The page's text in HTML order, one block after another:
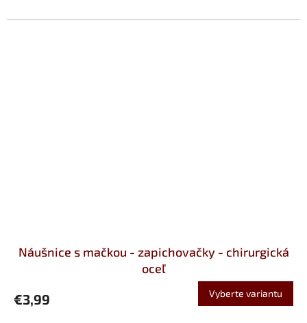
Náušnice s mačkou - zapichovačky - chirurgická
oceľ
€3,99 Vyberte variantu